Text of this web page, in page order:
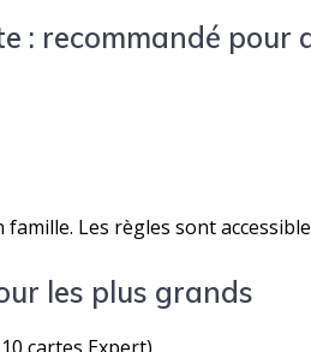
: recommandé pour
Les règles sont
les plus grands